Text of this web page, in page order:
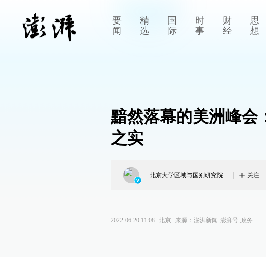
要
闻
精
选
国
际
时
事
财
经
思
想
黯然落幕的美洲峰会
之实
北京大学区域与国别研究院 关注
2022-06-20 11:08 北京 来源： 澎湃新闻·澎湃号·政务